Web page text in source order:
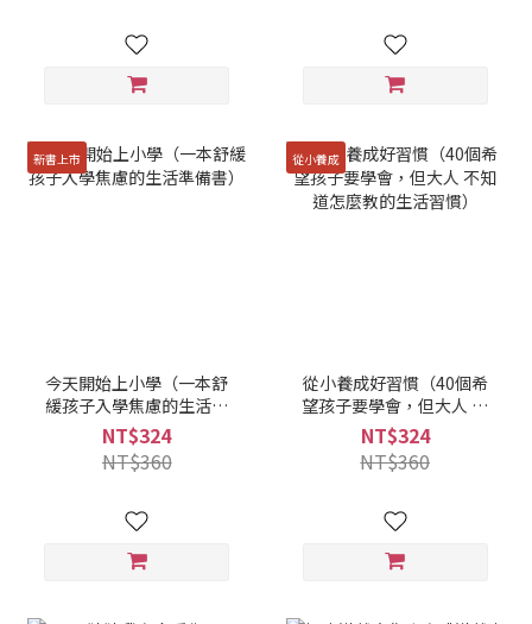
新書上市
今天開始上小學（一本舒
緩孩子入學焦慮的生活準
備書）
NT$324
NT$360
從小養成
從小養成好習慣（40個希
望孩子要學會，但大人 不
知道怎麼教的生活習慣）
NT$324
NT$360